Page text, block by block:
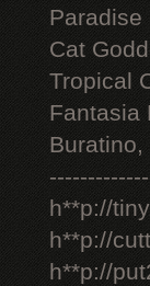
Paradise
Cat
Tropical
Fantasia
h**p://
h**p://
h**p://